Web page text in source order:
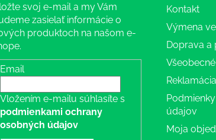
svoj e-mail a my Vám
zasielať informácie o
produktoch na našom e-
Email
Vložením e-mailu súhlasíte s
podmienkami ochrany
osobných údajov
Kontakt
Výmena
Doprava a
údajov
Moja